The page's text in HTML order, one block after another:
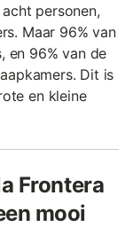
personen,
Maar 96% van
en 96% van de
Dit is
en kleine
Frontera
mooi